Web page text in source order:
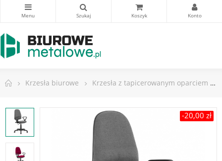
Krzesła biurowe Krzesła z tapicerowanym oparciem
-20,00 zł